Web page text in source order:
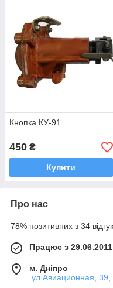
Кнопка КУ-91
450 ₴
Купити
Про нас
78% позитивних з 34
Працює з 29.06.2011
м. Дніпро
.ул.Авиационная, 39,